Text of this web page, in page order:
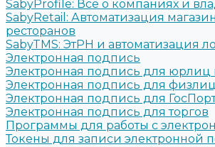
SabyProfile: Всё о компаниях и
SabyRetail: Автоматизация
ресторанов
SabyTMS: ЭтРН и автоматизация
Электронная подпись
Электронная подпись для
Электронная подпись для физлиц
Электронная подпись для
Электронная подпись для торгов
Программы для работы с
Токены для записи электронной